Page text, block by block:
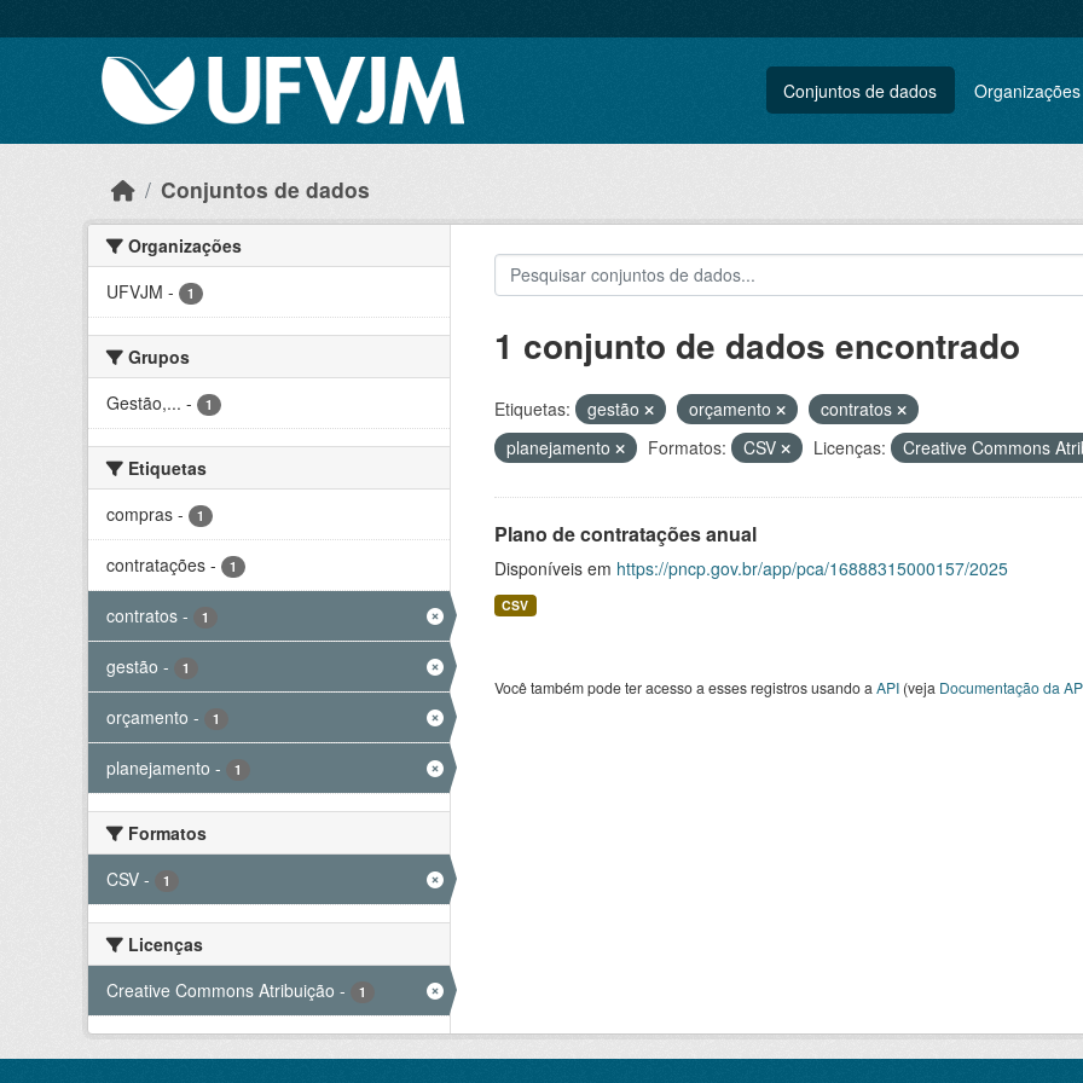
Conjuntos de dados Organizações
Conjuntos de dados
Organizações
UFVJM - 1
Grupos
Gestão,... - 1
Etiquetas
compras - 1
contratações - 1
contratos - 1
gestão - 1
orçamento - 1
planejamento - 1
Formatos
CSV - 1
Licenças
Creative Commons Atribuição - 1
1 conjunto de dados encontrado
Etiquetas: gestão orçamento
contratos
planejamento
Formatos: CSV Licenças: Creative Commons
Plano de contratações anual
Disponíveis em https://pncp.gov.br/app/pca/16888315000157/2025
CSV
Você também pode ter acesso a esses registros usando a API(veja Documentação da